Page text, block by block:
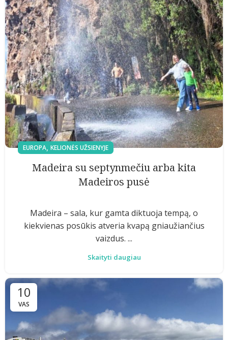
EUROPA, KELIONĖS UŽSIENYJE
Madeira su septynmečiu arba kita
Madeiros pusė
Madeira – sala, kur gamta diktuoja tempą, o
kiekvienas posūkis atveria kvapą gniaužiančius
vaizdus. ...
Skaityti daugiau
10
VAS